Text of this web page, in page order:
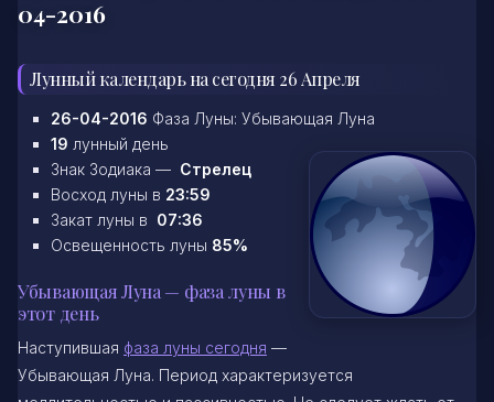
04-2016
Лунный календарь на сегодня 26 Апреля
26-04-2016 Фаза Луны: Убывающая Луна
19 лунный день
Знак Зодиака — Стрелец
Восход луны в 23:59
Закат луны в 07:36
Освещенность луны 85%
Убывающая Луна — фаза луны в
этот день
Наступившая фаза луны сегодня —
Убывающая Луна. Период характеризуется